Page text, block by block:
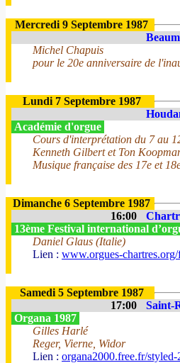
Mercredi 9 Septembre 1987
Michel Chapuis
pour le 20e anniversaire de
Lundi 7 Septembre 1987
Académie d'orgue
Cours d'interprétation du 7 au
Kenneth Gilbert et Ton
Musique française des 17e et
Dimanche 6 Septembre 1987
16:00
13ème Festival international
Daniel Glaus (Italie)
Lien : www.orgues-
Samedi 5 Septembre 1987
17:00
Saint-
Organa 1987
Gilles Harlé
Reger, Vierne, Widor
Lien : organa2000.free.fr/